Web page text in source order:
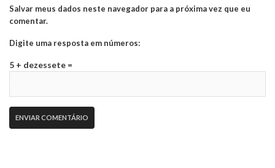
Salvar meus dados neste navegador para a próxima vez que eu
comentar.
Digite uma resposta em números:
5 + dezessete =